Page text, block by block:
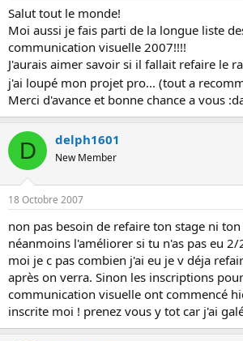
Salut tout le monde!
Moi aussi je fais parti de la longue liste
communication visuelle 2007!!!!
J'aurais aimer savoir si il fallait refaire le
j'ai loupé mon projet pro... (tout a
Merci d'avance et bonne chance a vous
D delph1601
New Member
18 Octobre 2007
non pas besoin de refaire ton stage ni
néanmoins l'améliorer si tu n'as pas eu
moi je c pas combien j'ai eu je v déja
après on verra. Sinon les inscriptions
communication visuelle ont commencé
inscrite moi ! prenez vous y tot car j'ai